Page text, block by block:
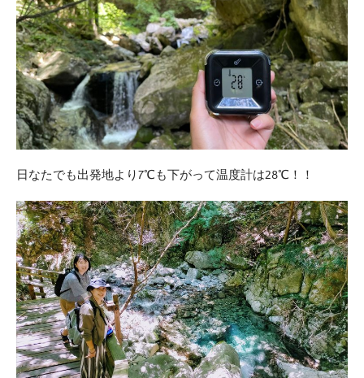
日なたでも出発地より7℃も下がって温度計は28℃！！